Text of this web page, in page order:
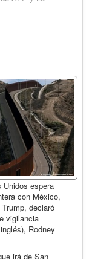
Unidos espera
con México,
declaró
vigilancia
Rodney
irá de San